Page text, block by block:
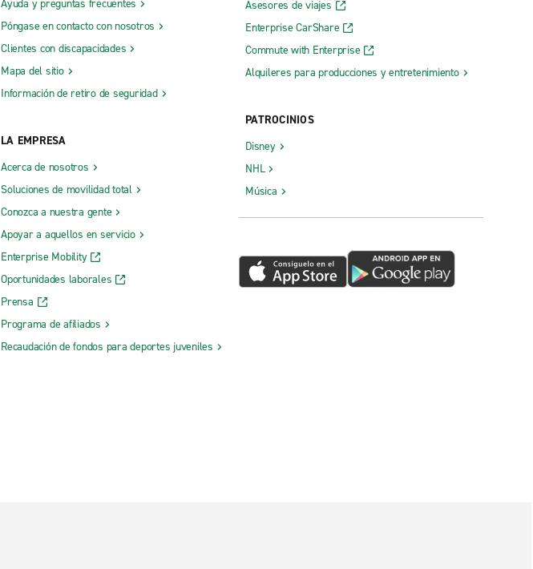
Ayuda y preguntas frecuentes
Póngase en contacto con nosotros
Clientes con discapacidades
Mapa del sitio
Información de retiro de seguridad
LA EMPRESA
Acerca de nosotros
Soluciones de movilidad total
Conozca a nuestra gente
Apoyar a aquellos en servicio
Enterprise Mobility
Oportunidades laborales
Prensa
Programa de afiliados
Recaudación de fondos para deportes juveniles
Asesores de viajes
Enterprise CarShare
Commute with Enterprise
Alquileres para producciones y entretenimiento
PATROCINIOS
Disney
NHL
Música